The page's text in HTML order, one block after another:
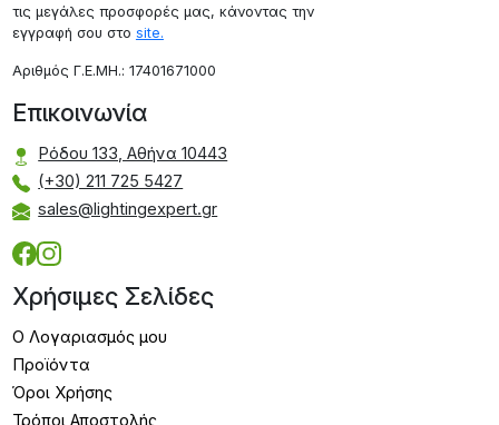
τις μεγάλες προσφορές μας, κάνοντας την
εγγραφή σου στο site.
Aριθμός Γ.Ε.ΜΗ.: 17401671000
Επικοινωνία
Ρόδου 133, Αθήνα 10443
(+30) 211 725 5427
sales@lightingexpert.gr
Χρήσιμες Σελίδες
Ο Λογαριασμός μου
Προϊόντα
Όροι Χρήσης
Τρόποι Αποστολής